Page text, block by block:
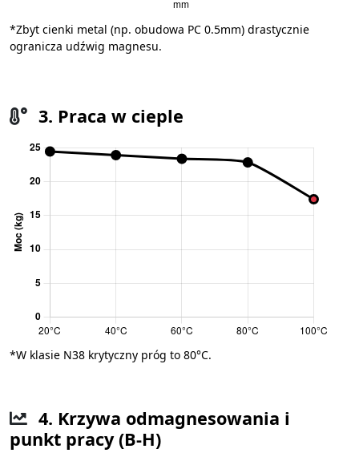
*Zbyt cienki metal (np. obudowa PC 0.5mm) drastycznie
ogranicza udźwig magnesu.
3. Praca w cieple
*W klasie N38 krytyczny próg to 80°C.
4. Krzywa odmagnesowania i
punkt pracy (B-H)